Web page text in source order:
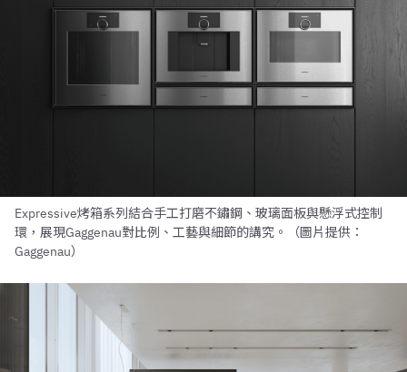
Expressive烤箱系列結合手工打磨不鏽鋼、玻璃面板與懸浮式控制
環，展現Gaggenau對比例、工藝與細節的講究。（圖片提供：
Gaggenau）